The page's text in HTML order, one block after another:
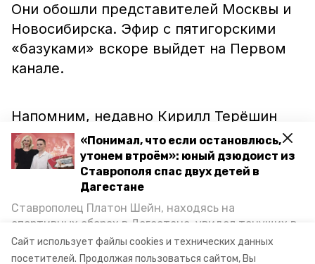
Сайт использует файлы cookies и технических данных
посетителей. Продолжая пользоваться сайтом, Вы
«Понимал, что если остановлюсь,
утонем втроём»: юный дзюдоист из
Ставрополя спас двух детей в
Дагестане
Ставрополец Платон Шейн, находясь на
спортивных сборах в Дегестане, увидел тонущих в
Каспийском море детей и бросился на помощь. По
возвращении домой, отважного мальчика
Они обошли представителей Москвы и
Новосибирска. Эфир с пятигорскими
«базуками» вскоре выйдет на Первом
канале.
Напомним, недавно Кирилл Терёшин
такжепрославилсяна федеральном
телевидении. Он пытался покорить
сердце невесты в программе «Давай
поженимся». Также пятигорчанин
получил«леща» в турнире по
пощёчинам.